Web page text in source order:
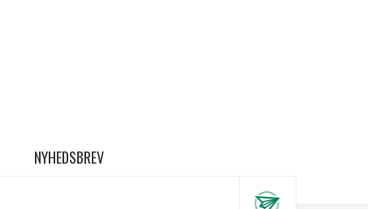
NYHEDSBREV